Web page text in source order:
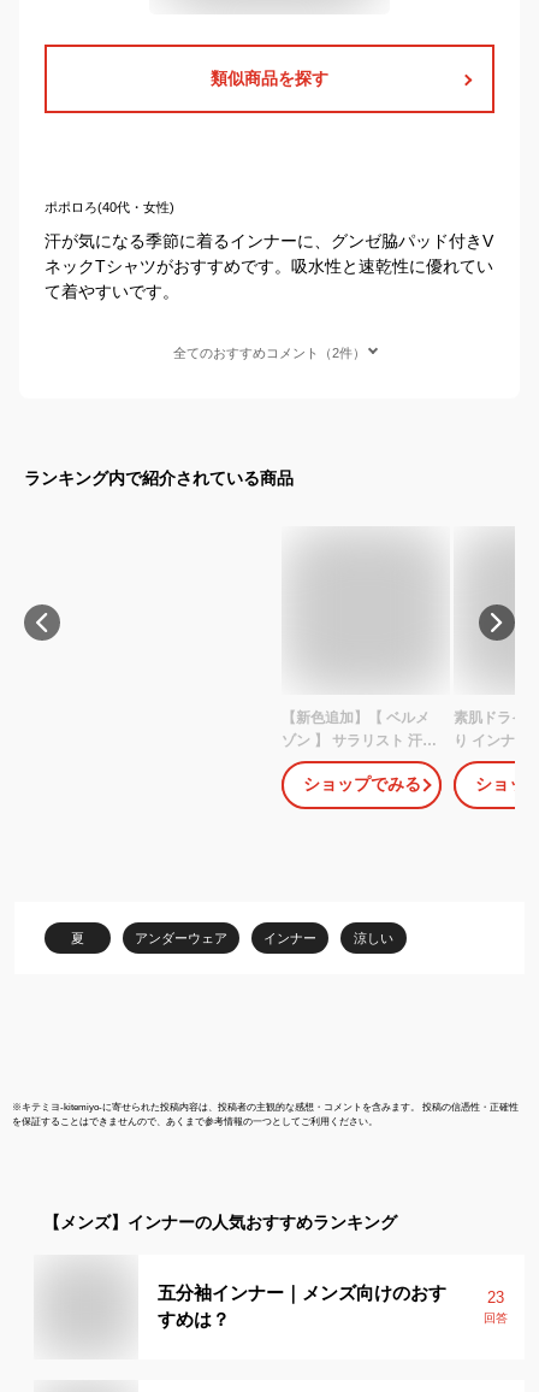
類似商品を探す
ポポロろ(40代・女性)
汗が気になる季節に着るインナーに、グンゼ脇パッド付きV
ネックTシャツがおすすめです。吸水性と速乾性に優れてい
て着やすいです。
全てのおすすめコメント（2件）
ランキング内で紹介されている商品
【新色追加】【 ベルメ
ゾン 】 サラリスト 汗取
りインナー 綿混 Vネッ
ク 半袖 大汗さん ◆ S M
L LL 3L ◆◇ メンズ 男性
速乾 防臭 汗じみ防止 ◇
ショップでみる
素肌ドライ
り インナー
メンズ 春夏
半袖 Vネッ
き ドライ
ショッ
夏 アンダーウェア インナー 涼しい
※キテミヨ-kitemiyo-に寄せられた投稿内容は、投稿者の主観的な感想・コメントを含みます。 投稿の信憑性・正確性
を保証することはできませんので、あくまで参考情報の一つとしてご利用ください。
【メンズ】 インナーの人気おすすめランキング
五分袖インナー｜メンズ向けのおす
すめは？
23
回答